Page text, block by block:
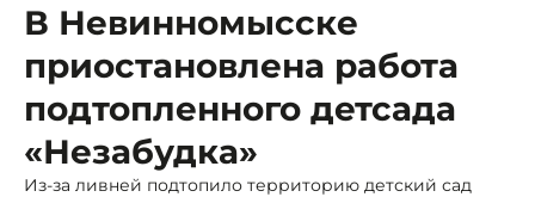
В Невинномысске
приостановлена работа
подтопленного детсада
«Незабудка»
Из-за ливней подтопило территорию детский сад